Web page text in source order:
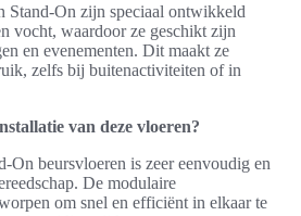
Stand-On zijn speciaal ontwikkeld
vocht, waardoor ze geschikt zijn
en evenementen. Dit maakt ze
zelfs bij buitenactiviteiten of in
van deze vloeren?
On beursvloeren is zeer eenvoudig en
De modulaire
om snel en efficiënt in elkaar te